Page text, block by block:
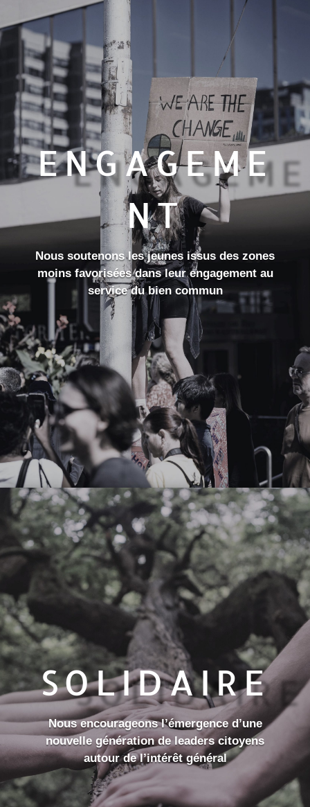
ENGAGEME
NT
Nous soutenonsles jeunes issus des zones
moins favorisées dans leur engagement au
service du bien commun
SOLIDAIRE
Nous encourageons l’émergence d’une
nouvelle génération de leaders citoyens
autour de l’intérêt général